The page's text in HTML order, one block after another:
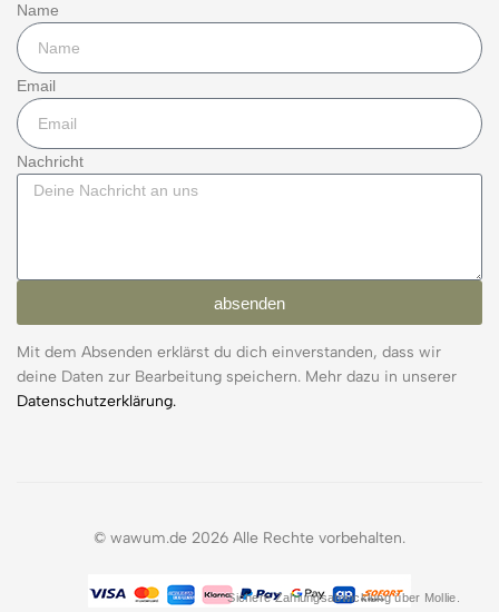
Name
Email
Nachricht
absenden
Mit dem Absenden erklärst du dich einverstanden, dass wir
deine Daten zur Bearbeitung speichern. Mehr dazu in unserer
Datenschutzerklärung.
© wawum.de 2026 Alle Rechte vorbehalten.
Sichere Zahlungsabwicklung über Mollie.